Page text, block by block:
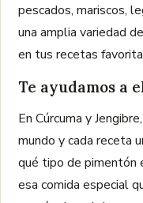
pescados, mariscos,
una amplia variedad
en tus recetas
Te ayudamos a
En Cúrcuma y
mundo y cada receta
qué tipo de pimentón
esa comida especial